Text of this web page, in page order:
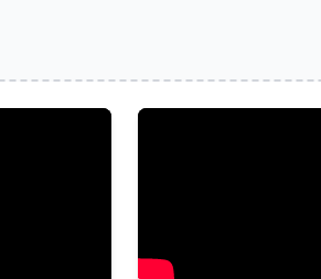
would visit Diana's grave given
Une histoire de yaourt